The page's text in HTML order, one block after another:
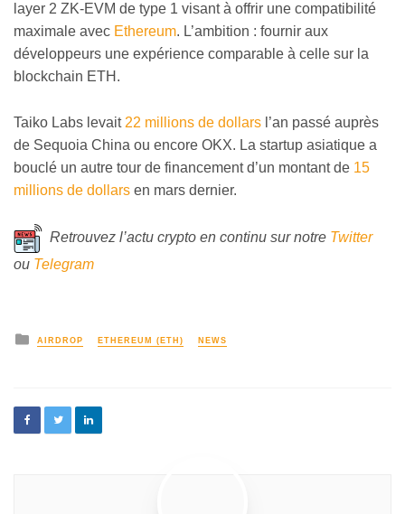
layer 2 ZK-EVM de type 1 visant à offrir une compatibilité
maximale avec Ethereum. L’ambition : fournir aux
développeurs une expérience comparable à celle sur la
blockchain ETH.
Taiko Labs levait 22 millions de dollars l’an passé auprès
de Sequoia China ou encore OKX. La startup asiatique a
bouclé un autre tour de financement d’un montant de 15
millions de dollars en mars dernier.
Retrouvez l’actu crypto en continu sur notre Twitter
ou Telegram
AIRDROP ETHEREUM (ETH) NEWS